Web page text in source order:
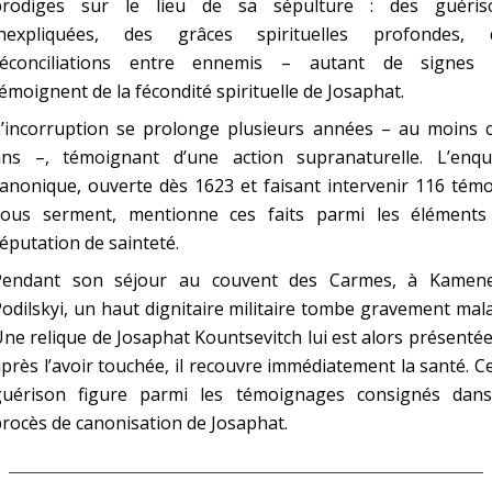
sur le lieu de sa sépulture : des
des grâces spirituelles profondes,
entre ennemis – autant de signes
de la fécondité spirituelle de Josaphat.
se prolonge plusieurs années – au moins
–, témoignant d’une action supranaturelle.
ouverte dès 1623 et faisant intervenir 116
serment, mentionne ces faits parmi les
de sainteté.
son séjour au couvent des Carmes, à
un haut dignitaire militaire tombe gravement
relique de Josaphat Kountsevitch lui est alors
l’avoir touchée, il recouvre immédiatement la santé.
figure parmi les témoignages consignés
de canonisation de Josaphat.